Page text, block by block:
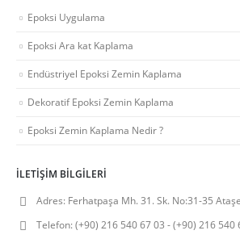
Epoksi Uygulama
Epoksi Ara kat Kaplama
Endüstriyel Epoksi Zemin Kaplama
Dekoratif Epoksi Zemin Kaplama
Epoksi Zemin Kaplama Nedir ?
İLETIŞIM BILGILERI
Adres: Ferhatpaşa Mh. 31. Sk. No:31-35
Telefon:(+90) 216 540 67 03 - (+90) 216 540